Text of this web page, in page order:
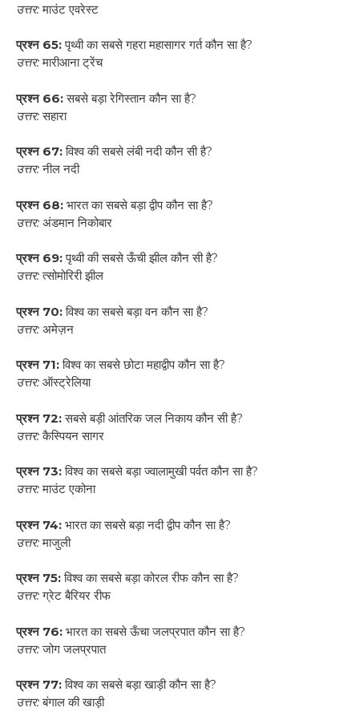
उत्तर:माउंट एवरेस्ट
प्रश्न 65:पृथ्वी का सबसे गहरा महासागर गर्त कौन सा है?
उत्तर:मारीआना ट्रेंच
प्रश्न 66:सबसे बड़ा रेगिस्तान कौन सा है?
उत्तर:सहारा
प्रश्न 67:विश्व की सबसे लंबी नदी कौन सी है?
उत्तर:नील नदी
प्रश्न 68: भारत का सबसे बड़ा द्वीप कौन सा है?
उत्तर: अंडमान निकोबार
प्रश्न 69:पृथ्वी की सबसे ऊँची झील कौन सी है?
उत्तर:त्सोमोरिरी झील
प्रश्न 70:विश्व का सबसे बड़ा वन कौन सा है?
उत्तर: अमेज़न
प्रश्न 71:विश्व का सबसे छोटा महाद्वीप कौन सा है?
उत्तर: ऑस्ट्रेलिया
प्रश्न 72:सबसे बड़ी आंतरिक जल निकाय कौन सी है?
उत्तर:कैस्पियन सागर
प्रश्न 73:विश्व का सबसे बड़ा ज्वालामुखी पर्वत कौन सा है?
उत्तर:माउंट एकोना
प्रश्न 74: भारत का सबसे बड़ा नदी द्वीप कौन सा है?
उत्तर:माजुली
प्रश्न 75:विश्व का सबसे बड़ा कोरल रीफ कौन सा है?
उत्तर:ग्रेट बैरियर रीफ
प्रश्न 76: भारत का सबसे ऊँचा जलप्रपात कौन सा है?
उत्तर:जोग जलप्रपात
प्रश्न 77:विश्व का सबसे बड़ा खाड़ी कौन सा है?
उत्तर:बंगाल की खाड़ी